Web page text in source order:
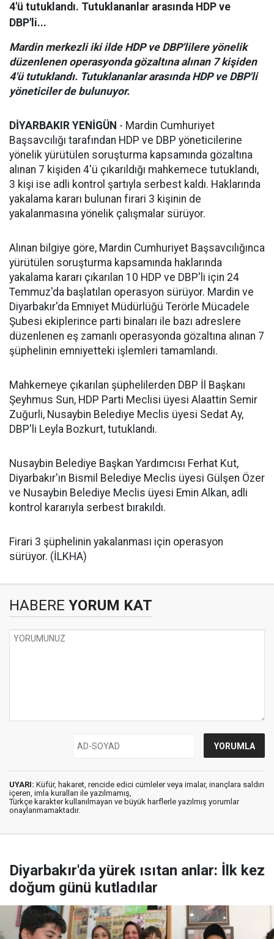
4'ü tutuklandı. Tutuklananlar arasında HDP ve
DBP'li...
Mardin merkezli iki ilde HDP ve DBP'lilere yönelik
düzenlenen operasyonda gözaltına alınan 7 kişiden
4'ü tutuklandı. Tutuklananlar arasında HDP ve DBP'li
yöneticiler de bulunuyor.
DİYARBAKIR YENİGÜN - Mardin Cumhuriyet
Başsavcılığı tarafından HDP ve DBP yöneticilerine
yönelik yürütülen soruşturma kapsamında gözaltına
alınan 7 kişiden 4'ü çıkarıldığı mahkemece tutuklandı,
3 kişi ise adli kontrol şartıyla serbest kaldı. Haklarında
yakalama kararı bulunan firari 3 kişinin de
yakalanmasına yönelik çalışmalar sürüyor.
Alınan bilgiye göre, Mardin Cumhuriyet Başsavcılığınca
yürütülen soruşturma kapsamında haklarında
yakalama kararı çıkarılan 10 HDP ve DBP'li için 24
Temmuz'da başlatılan operasyon sürüyor. Mardin ve
Diyarbakır'da Emniyet Müdürlüğü Terörle Mücadele
Şubesi ekiplerince parti binaları ile bazı adreslere
düzenlenen eş zamanlı operasyonda gözaltına alınan 7
şüphelinin emniyetteki işlemleri tamamlandı.
Mahkemeye çıkarılan şüphelilerden DBP İl Başkanı
Şeyhmus Sun, HDP Parti Meclisi üyesi Alaattin Semir
Zuğurli, Nusaybin Belediye Meclis üyesi Sedat Ay,
DBP'li Leyla Bozkurt, tutuklandı.
Nusaybin Belediye Başkan Yardımcısı Ferhat Kut,
Diyarbakır'ın Bismil Belediye Meclis üyesi Gülşen Özer
ve Nusaybin Belediye Meclis üyesi Emin Alkan, adli
kontrol kararıyla serbest bırakıldı.
Firari 3 şüphelinin yakalanması için operasyon
sürüyor. (İLKHA)
HABERE YORUM KAT
UYARI: Küfür, hakaret, rencide edici cümleler veya imalar, inançlara saldırı
içeren, imla kuralları ile yazılmamış,
Türkçe karakter kullanılmayan ve büyük harflerle yazılmış yorumlar
onaylanmamaktadır.
Diyarbakır'da yürek ısıtan anlar: İlk kez
doğum günü kutladılar